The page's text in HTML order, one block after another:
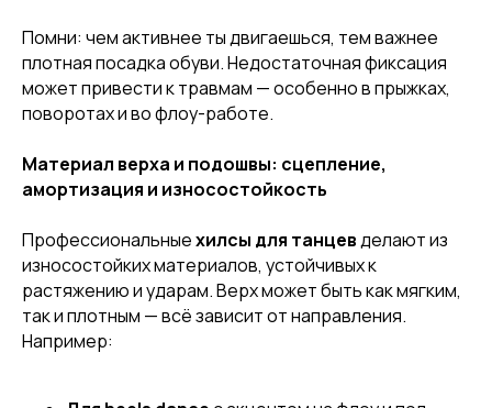
Помни: чем активнее ты двигаешься, тем важнее
плотная посадка обуви. Недостаточная фиксация
может привести к травмам — особенно в прыжках,
поворотах и во флоу-работе.
Материал верха и подошвы: сцепление,
амортизация и износостойкость
Профессиональныехилсы для танцевделают из
износостойких материалов, устойчивых к
растяжению и ударам. Верх может быть как мягким,
так и плотным — всё зависит от направления.
Например: